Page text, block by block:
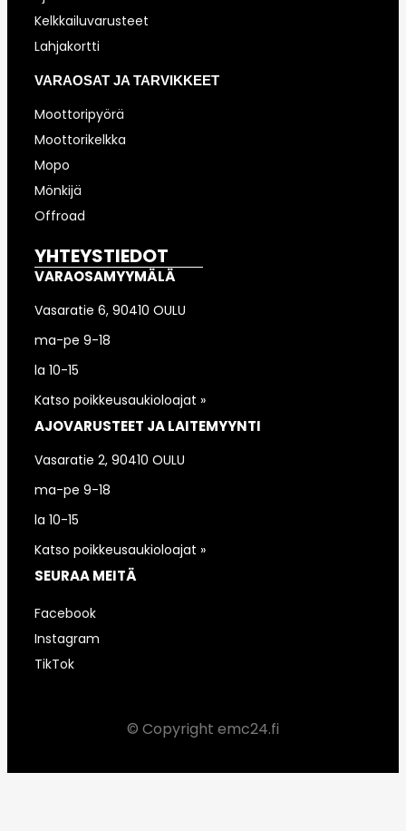
Kelkkailuvarusteet
Lahjakortti
VARAOSAT JA TARVIKKEET
Moottoripyörä
Moottorikelkka
Mopo
Mönkijä
Offroad
YHTEYSTIEDOT
VARAOSAMYYMÄLÄ
Vasaratie 6, 90410 OULU
ma-pe 9-18
la 10-15
Katso poikkeusaukioloajat »
AJOVARUSTEET JA LAITEMYYNTI
Vasaratie 2, 90410 OULU
ma-pe 9-18
la 10-15
Katso poikkeusaukioloajat »
SEURAA MEITÄ
Facebook
Instagram
TikTok
© Copyright emc24.fi